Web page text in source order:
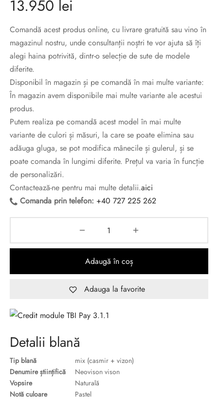
13.950 lei
Comandă acest produs online, cu livrare gratuită sau vino în
magazinul nostru, unde consultanții noștri te vor ajuta să îți
alegi haina potrivită, dintr-o selecție de sute de modele
diferite.
Disponibil în magazin și pe comandă în mai multe variante:
În magazin avem disponibile mai multe variante ale acestui
produs.
Putem realiza pe comandă acest model în mai multe
variante de culori și măsuri, la care se poate elimina sau
adăuga gluga, se pot modifica mânecile și gulerul, și se
poate comanda în lungimi diferite. Prețul va varia în funcție
de personalizări.
Contactează-ne pentru mai multe detalii.aici
Comanda prin telefon: +40 727 225 262
Adaugă în coș
Adauga la favorite
Detalii blană
Tip blană
mix (casmir + vizon)
Denumire științifică
Neovison vison
Vopsire
Naturală
Notă culoare
Pastel
de blana
blanuri (Fur SPA)